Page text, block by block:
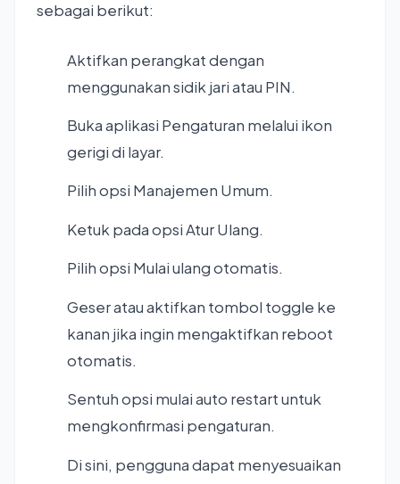
sebagai berikut:
Aktifkan perangkat dengan
menggunakan sidik jari atau PIN.
Buka aplikasi Pengaturan melalui ikon
gerigi di layar.
Pilih opsi Manajemen Umum.
Ketuk pada opsi Atur Ulang.
Pilih opsi Mulai ulang otomatis.
Geser atau aktifkan tombol toggle ke
kanan jika ingin mengaktifkan reboot
otomatis.
Sentuh opsi mulai auto restart untuk
mengkonfirmasi pengaturan.
Di sini, pengguna dapat menyesuaikan